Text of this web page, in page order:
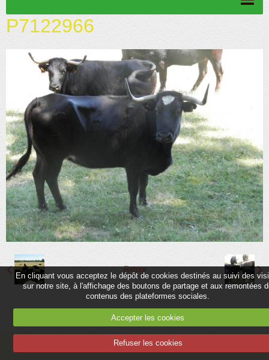
Page d'accueil
Actu/News
Rétrospective
Partenaires
Association
Contact
Album
Adhérer
P7122966
Retour
Mentions légales
En cliquant vous acceptez le dépôt de cookies destinés au suivi des
sur notre site, à l'affichage des boutons de partage et aux remontées
contenus des plateformes sociales.
Accepter les cookies
Refuser les cookies